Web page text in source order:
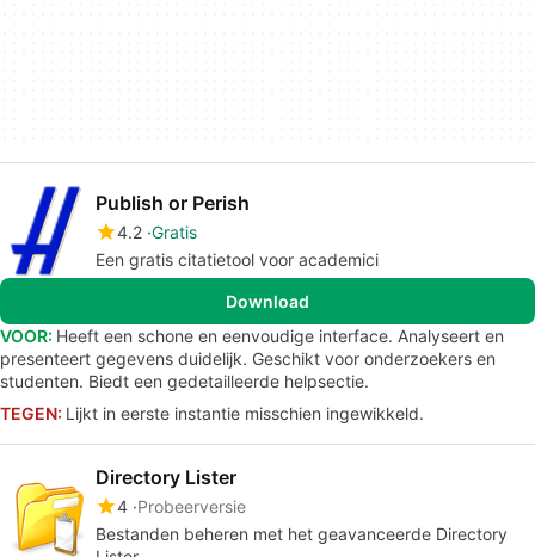
Publish or Perish
4.2 Gratis
Een gratis citatietool voor academici
Download
VOOR: Heeft een schone en eenvoudige interface. Analyseert en
presenteert gegevens duidelijk. Geschikt voor onderzoekers en
studenten. Biedt een gedetailleerde helpsectie.
TEGEN: Lijkt in eerste instantie misschien ingewikkeld.
Directory Lister
4 Probeerversie
Bestanden beheren met het geavanceerde Directory